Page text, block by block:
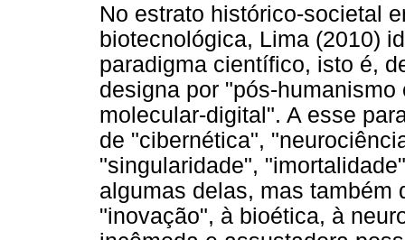
No estrato histórico-societal
biotecnológica, Lima (2010)
paradigma científico, isto é,
designa por "pós-
molecular-digital". A esse
de "cibernética",
"singularidade",
algumas delas, mas também
"inovação", à bioética, à